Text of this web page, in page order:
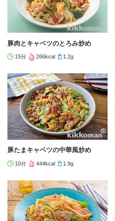
豚肉とキャベツのとろみ炒め
15分 266kcal 1.2g
豚たまキャベツの中華風炒め
10分 444kcal 1.9g